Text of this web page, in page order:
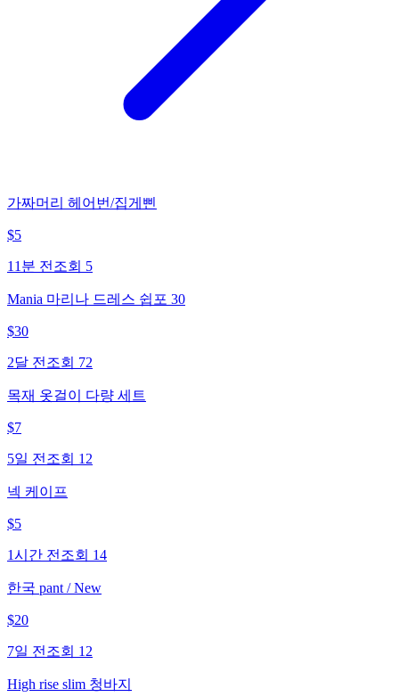
가짜머리 헤어번/집게삔
$5
11분 전 조회 5
Mania 마리나 드레스 쉽포 30
$30
2달 전 조회 72
목재 옷걸이 다량 세트
$7
5일 전 조회 12
넥 케이프
$5
1시간 전 조회 14
한국 pant / New
$20
7일 전 조회 12
High rise slim 청바지